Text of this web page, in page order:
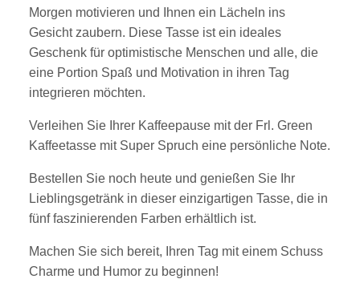
Morgen motivieren und Ihnen ein Lächeln ins
Gesicht zaubern. Diese Tasse ist ein ideales
Geschenk für optimistische Menschen und alle, die
eine Portion Spaß und Motivation in ihren Tag
integrieren möchten.
Verleihen Sie Ihrer Kaffeepause mit der Frl. Green
Kaffeetasse mit Super Spruch eine persönliche Note.
Bestellen Sie noch heute und genießen Sie Ihr
Lieblingsgetränk in dieser einzigartigen Tasse, die in
fünf faszinierenden Farben erhältlich ist.
Machen Sie sich bereit, Ihren Tag mit einem Schuss
Charme und Humor zu beginnen!